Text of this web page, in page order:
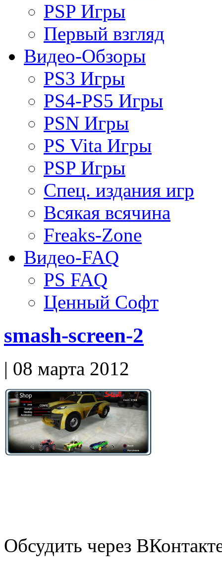
PSP Игры
Первый взгляд
Видео-Обзоры
PS3 Игры
PS4-PS5 Игры
PSN Игры
PS Vita Игры
PSP Игры
Спец. издания игр
Всякая всячина
Freaks-Zone
Видео-FAQ
PS FAQ
Ценный Софт
smash-screen-2
| 08 марта 2012
Обсудить через